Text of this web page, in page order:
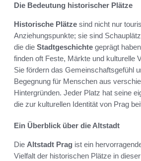
Die Bedeutung historischer Plätze
Historische Plätze sind nicht nur
Anziehungspunkte; sie sind
die die Stadtgeschichte geprägt
finden oft Feste, Märkte und kulturelle
Sie fördern das Gemeinschaftsgefühl
Begegnung für Menschen aus
Hintergründen. Jeder Platz hat seine
die zur kulturellen Identität von Prag
Ein Überblick über die Altstadt
Die Altstadt Prag ist ein
Vielfalt der historischen Plätze in